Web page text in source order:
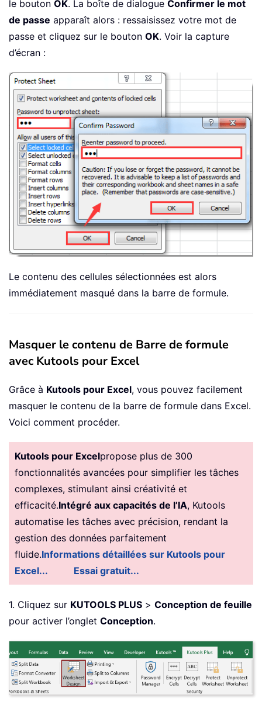
le bouton OK. La boîte de dialogue Confirmer le mot
de passe apparaît alors : ressaisissez votre mot de
passe et cliquez sur le bouton OK. Voir la capture
d’écran :
Le contenu des cellules sélectionnées est alors
immédiatement masqué dans la barre de formule.
Masquer le contenu de Barre de formule
avec Kutools pour Excel
Grâce à Kutools pour Excel, vous pouvez facilement
masquer le contenu de la barre de formule dans Excel.
Voici comment procéder.
Kutools pour Excelpropose plus de 300
fonctionnalités avancées pour simplifier les tâches
complexes, stimulant ainsi créativité et
efficacité.Intégré aux capacités de l’IA, Kutools
automatise les tâches avec précision, rendant la
gestion des données parfaitement
fluide.Informations détaillées sur Kutools pour
Excel...
Essai gratuit...
1. Cliquez sur KUTOOLS PLUS > Conception de feuille
pour activer l’onglet Conception.